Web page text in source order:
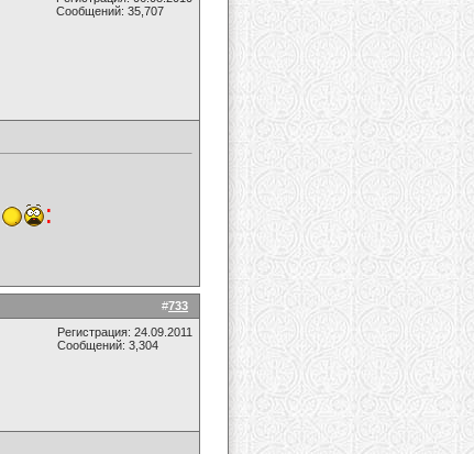
Сообщений: 35,707
:
#733
Регистрация: 24.09.2011
Сообщений: 3,304